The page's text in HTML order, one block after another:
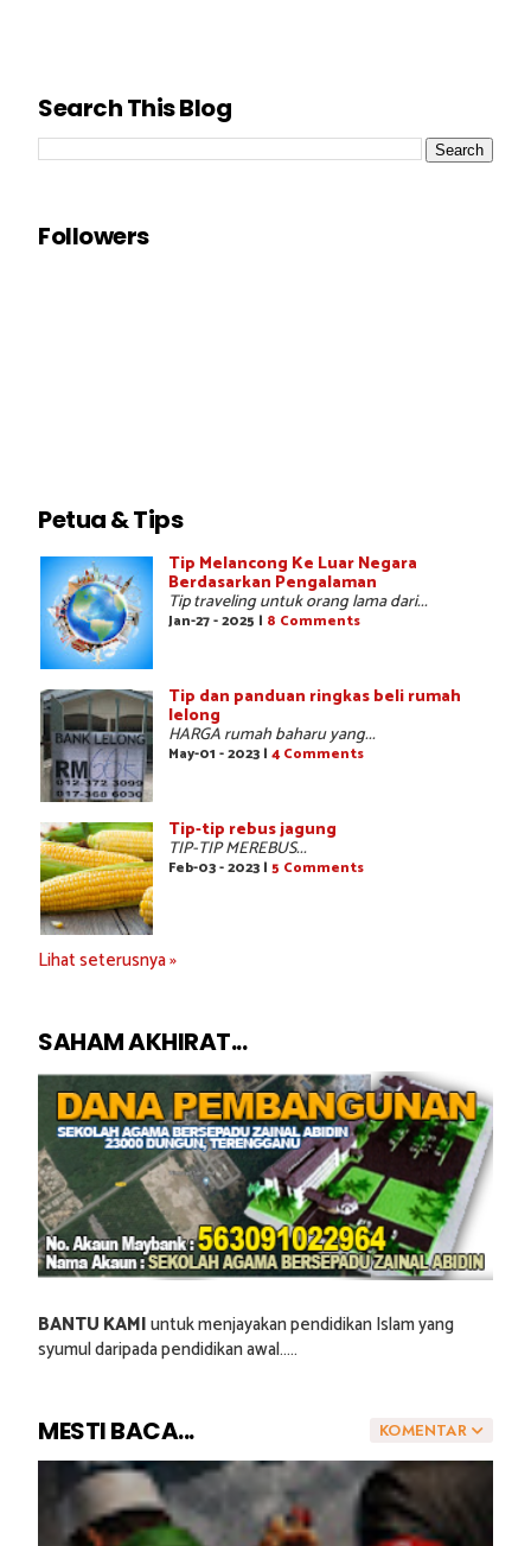
Search This Blog
Followers
Petua & Tips
Tip Melancong Ke Luar Negara
Berdasarkan Pengalaman
Tip traveling untuk orang lama dari...
Jan-27 - 2025 | 8 Comments
Tip dan panduan ringkas beli rumah
lelong
HARGA rumah baharu yang...
May-01 - 2023 | 4 Comments
Tip-tip rebus jagung
TIP-TIP MEREBUS...
Feb-03 - 2023 | 5 Comments
Lihat seterusnya »
SAHAM AKHIRAT...
BANTU KAMIuntuk menjayakan pendidikan Islam yang
syumul daripada pendidikan awal.....
KOMENTAR
MESTI BACA...